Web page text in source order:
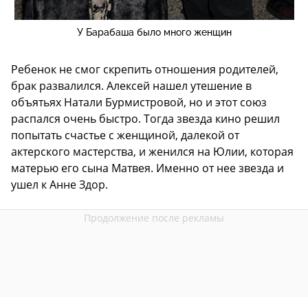
У Барабаша было много женщин
Ребенок не смог скрепить отношения родителей,
брак развалился. Алексей нашел утешение в
объятьях Натали Бурмистровой, но и этот союз
распался очень быстро. Тогда звезда кино решил
попытать счастье с женщиной, далекой от
актерского мастерства, и женился на Юлии, которая
матерью его сына Матвея. Именно от нее звезда и
ушел к Анне Здор.